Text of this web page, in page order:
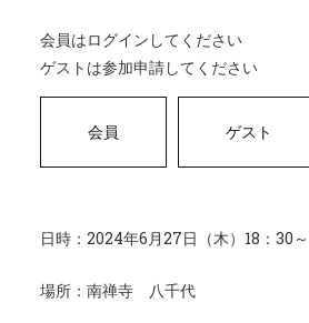
会員はログインしてください
ゲストは参加申請してください
日時：2024年6月27日（木）18：30～
場所：南禅寺 八千代